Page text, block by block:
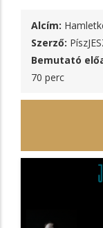
Alcím:
Szerző:
Bemutató
70 perc